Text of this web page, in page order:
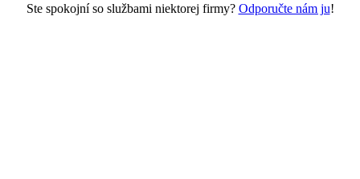
Ste spokojní so službami niektorej firmy? Odporučte nám ju!